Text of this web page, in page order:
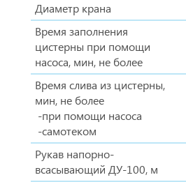
Диаметр крана
Время заполнения
цистерны при помощи
насоса, мин, не более
Время слива из цистерны,
мин, не более
-при помощи насоса
-самотеком
Рукав напорно-
всасывающий ДУ-100, м